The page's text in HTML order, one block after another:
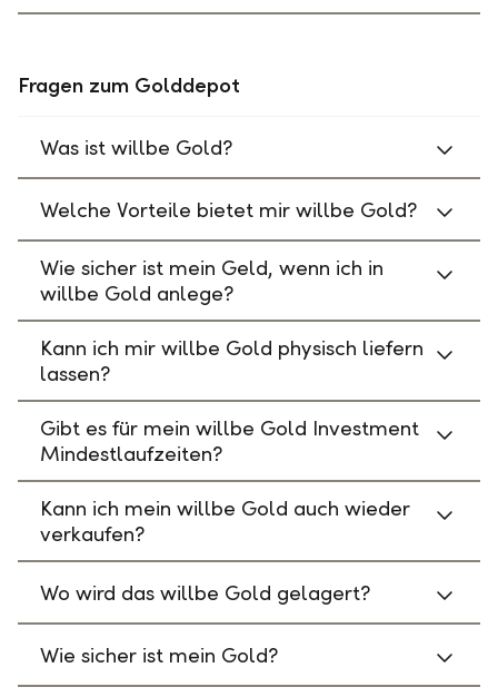
Fragen zum Golddepot
Was ist willbe Gold?
Welche Vorteile bietet mir willbe Gold?
Wie sicher ist mein Geld, wenn ich in
willbe Gold anlege?
Kann ich mir willbe Gold physisch liefern
lassen?
Gibt es für mein willbe Gold Investment
Mindestlaufzeiten?
Kann ich mein willbe Gold auch wieder
verkaufen?
Wo wird das willbe Gold gelagert?
Wie sicher ist mein Gold?